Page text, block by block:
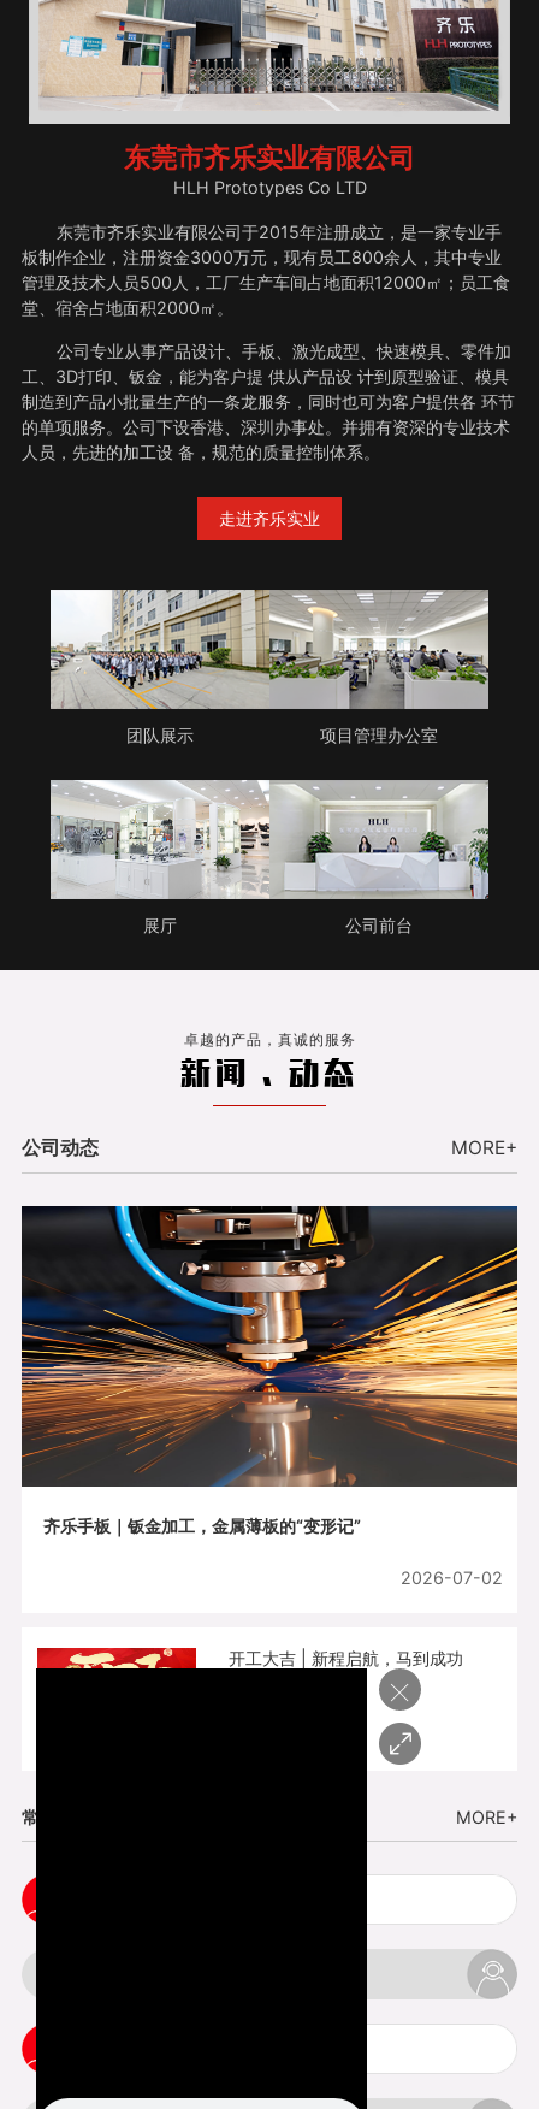
东莞市齐乐实业有限公司
HLH Prototypes Co LTD
东莞市齐乐实业有限公司于2015年注册成立，是一家专业手
板制作企业，注册资金3000万元，现有员工800余人，其中专业
管理及技术人员500人，工厂生产车间占地面积12000㎡；员工食
堂、宿舍占地面积2000㎡。
公司专业从事产品设计、手板、激光成型、快速模具、零件加
工、3D打印、钣金，能为客户提 供从产品设 计到原型验证、模具
制造到产品小批量生产的一条龙服务，同时也可为客户提供各 环节
的单项服务。公司下设香港、深圳办事处。并拥有资深的专业技术
人员，先进的加工设 备，规范的质量控制体系。
走进齐乐实业
团队展示 项目管理办公室
展厅 公司前台
卓越的产品，真诚的服务
新闻 . 动态
公司动态 MORE+
齐乐手板｜钣金加工，金属薄板的“变形记”
2026-07-02
开工大吉 | 新程启航，马到成功
常见问题 MORE+
×